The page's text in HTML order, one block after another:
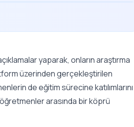
yaparak, onların araştırma
üzerinden gerçekleştirilen
de eğitim sürecine katılımlarını
öğretmenler arasında bir köprü